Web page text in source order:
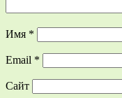
Имя *
Email *
Сайт